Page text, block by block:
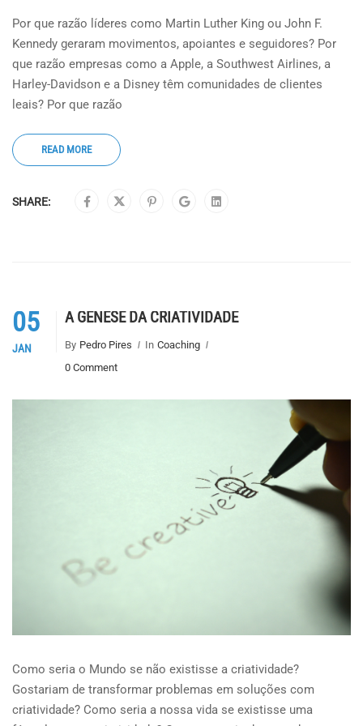
Por que razão líderes como Martin Luther King ou John F.
Kennedy geraram movimentos, apoiantes e seguidores? Por
que razão empresas como a Apple, a Southwest Airlines, a
Harley-Davidson e a Disney têm comunidades de clientes
leais? Por que razão
READ MORE
SHARE:
05
JAN
A GÉNESE DA CRIATIVIDADE
By Pedro Pires In Coaching
0 Comment
Como seria o Mundo se não existisse a criatividade?
Gostariam de transformar problemas em soluções com
criatividade? Como seria a nossa vida se existisse uma